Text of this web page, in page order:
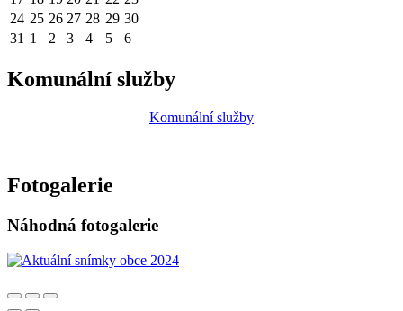
24 25 26 27 28 29 30
31 1 2 3 4 5 6
Komunální služby
Komunální služby
Fotogalerie
Náhodná fotogalerie